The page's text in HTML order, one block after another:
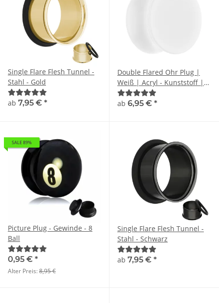
Single Flare Flesh Tunnel -
Stahl - Gold
ab 7,95 € *
Double Flared Ohr Plug |
Weiß | Acryl - Kunststoff |
Tunnelplug
ab 6,95 € *
SALE 89%
Picture Plug - Gewinde - 8
Ball
0,95 € *
Alter Preis:8,95 €
Single Flare Flesh Tunnel -
Stahl - Schwarz
ab 7,95 € *